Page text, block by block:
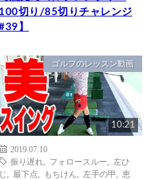
100切り/85切りチャレンジ
】
ゴルフのレッスン動画
10:21
2019.07.10
振り遅れ
フォロースルー
左ひ
じ
最下点 もちけん 左手の甲
恵